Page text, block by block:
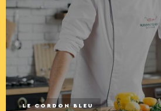
LE CORDON BLEU